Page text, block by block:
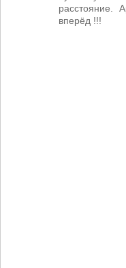
расстояние.
вперёд !!!